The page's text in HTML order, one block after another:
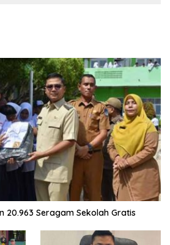
20.963 Seragam Sekolah Gratis